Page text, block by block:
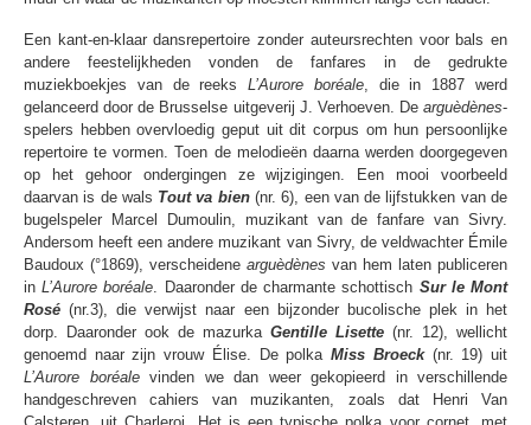
Een kant-en-klaar dansrepertoire zonder auteursrechten voor bals en
andere feestelijkheden vonden de fanfares in de gedrukte
muziekboekjes van de reeksL’Aurore boréale, die in 1887 werd
gelanceerd door de Brusselse uitgeverij J. Verhoeven. De arguèdènes-
spelers hebben overvloedig geput uit dit corpus om hun persoonlijke
repertoire te vormen. Toen de melodieën daarna werden doorgegeven
op het gehoor ondergingen ze wijzigingen. Een mooi voorbeeld
daarvan is de wals Tout va bien (nr. 6), een van de lijfstukken van de
bugelspeler Marcel Dumoulin, muzikant van de fanfare van Sivry.
Andersom heeft een andere muzikant van Sivry, de veldwachter Émile
Baudoux (°1869), verscheidene arguèdènes van hem laten publiceren
inL’Aurore boréale . Daaronder de charmante schottisch Sur le Mont
Rosé (nr.3), die verwijst naar een bijzonder bucolische plek in het
dorp. Daaronder ook de mazurka Gentille Lisette (nr. 12), wellicht
genoemd naar zijn vrouw Élise. De polkaMiss Broeck (nr. 19) uit
L’Aurore boréalevinden we dan weer gekopieerd in verschillende
handgeschreven cahiers van muzikanten, zoals dat Henri Van